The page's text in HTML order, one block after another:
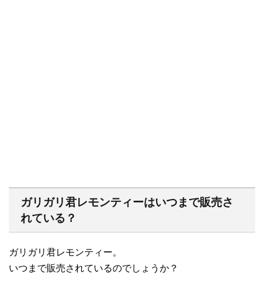
ガリガリ君レモンティーはいつまで販売さ
れている？
ガリガリ君レモンティー。
いつまで販売されているのでしょうか？